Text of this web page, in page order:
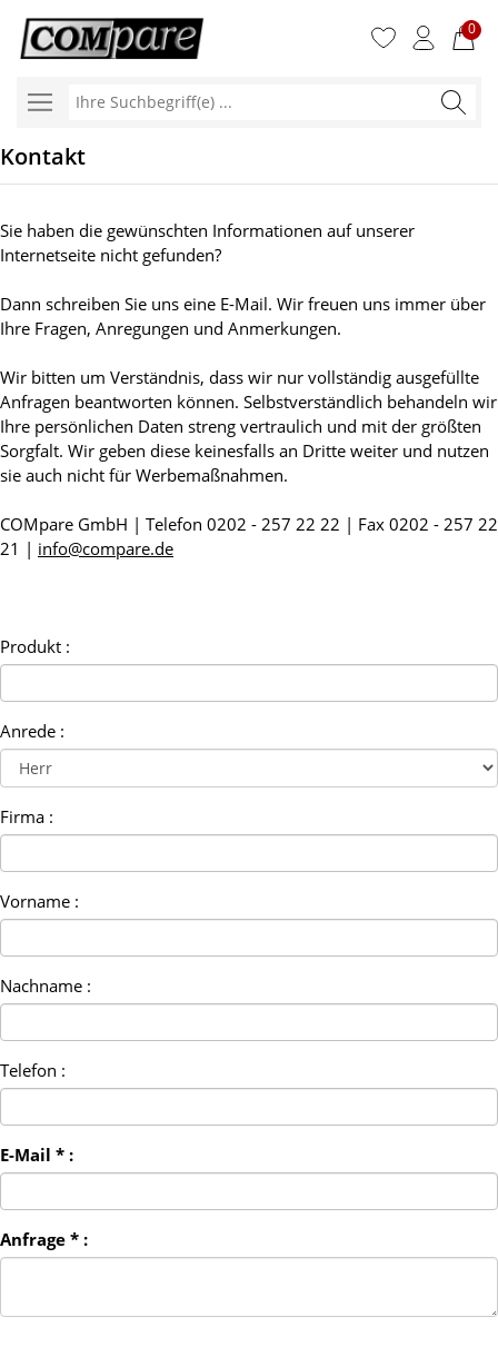
0
Ihre
Kontakt
Sie haben die gewünschten Informationen auf unserer
Internetseite nicht gefunden?
Dann schreiben Sie uns eine E-Mail. Wir freuen uns immer über
Ihre Fragen, Anregungen und Anmerkungen.
Wir bitten um Verständnis, dass wir nur vollständig ausgefüllte
Anfragen beantworten können. Selbstverständlich behandeln wir
Ihre persönlichen Daten streng vertraulich und mit der größten
Sorgfalt. Wir geben diese keinesfalls an Dritte weiter und nutzen
sie auch nicht für Werbemaßnahmen.
COMpare GmbH | Telefon 0202 - 257 22 22 | Fax 0202 - 257 22
21 | info@compare.de
Produkt :
Anrede :
Firma :
Vorname :
Nachname :
Telefon :
E-Mail * :
Anfrage * :